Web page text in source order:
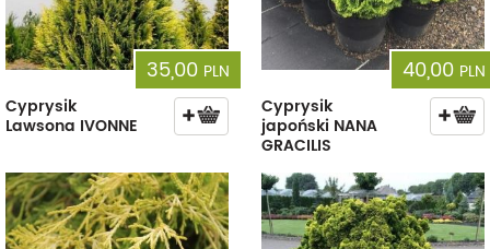
35,00 PLN
Cyprysik
Lawsona IVONNE
40,00 PLN
Cyprysik
japoński NANA
GRACILIS